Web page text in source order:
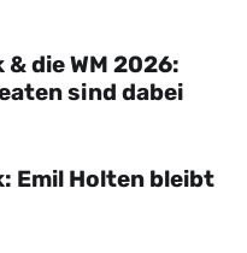
die WM 2026:
sind dabei
Emil Holten bleibt